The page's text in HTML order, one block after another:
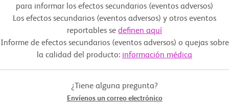
Descargar guía
Comparador de placebo: Placebo
moderada (estadio 5), según lo definido
por los criterios clínicos
Alzheimer (National Institute on Aging and Alzheimer's
Association, NIA-AA). El diagnóstico de patología de la EA debe
confirmarse a través de los criterios revisados de 2024 del Grupo de
trabajo del NIA-AA,
estado mental (Mini-Mental State Examination, MMSE) de 12
para informar los efectos secundarios (eventos adversos)
Los efectos secundarios (eventos adversos) y otros eventos
reportables se definen aquí
Informe de efectos secundarios (eventos adversos) o quejas sobre
la calidad del producto: información médica
¿Tiene alguna pregunta?
Envíenos un correo electrónico